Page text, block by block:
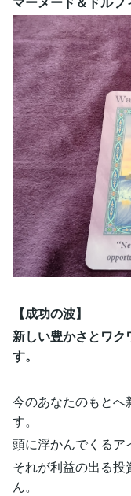
【成功の波】
新しい豊かさとワク
す。
今のあなたのもとへ
す。
頭に浮かんでくるア
それが利益の出る
ん。